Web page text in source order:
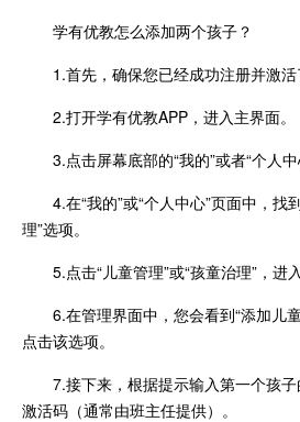
学有优教怎么添加两个孩子？
1.首先，确保您已经成功注册并激活
2.打开学有优教APP，进入主界面。
3.点击屏幕底部的“我的”或者“个人中
4.在“我的”或“个人中心”页面中，找
理”选项。
5.点击“儿童管理”或“孩童治理”，进
6.在管理界面中，您会看到“添加儿
点击该选项。
7.接下来，根据提示输入第一个孩
激活码（通常由班主任提供）。